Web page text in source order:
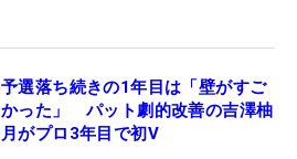
予選落ち続きの1年目は「壁がすご
かった」 パット劇的改善の吉澤柚
月がプロ3年目で初V